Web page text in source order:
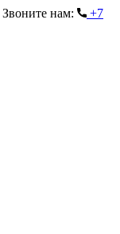
Звоните нам:
+7